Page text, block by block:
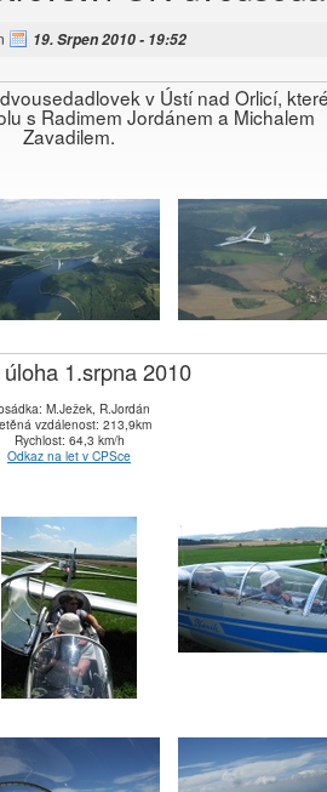
19. Srpen 2010 - 19:52
v Ústí nad Orlicí,
s Radimem Jordánem a Michalem
Zavadilem.
1.srpna 2010
M.Ježek, R.Jordán
vzdálenost: 213,9km
Rychlost: 64,3 km/h
Odkaz na let v CPSce